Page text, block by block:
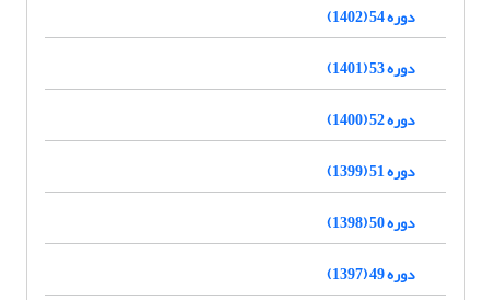
دوره 54 (1402)
دوره 53 (1401)
دوره 52 (1400)
دوره 51 (1399)
دوره 50 (1398)
دوره 49 (1397)